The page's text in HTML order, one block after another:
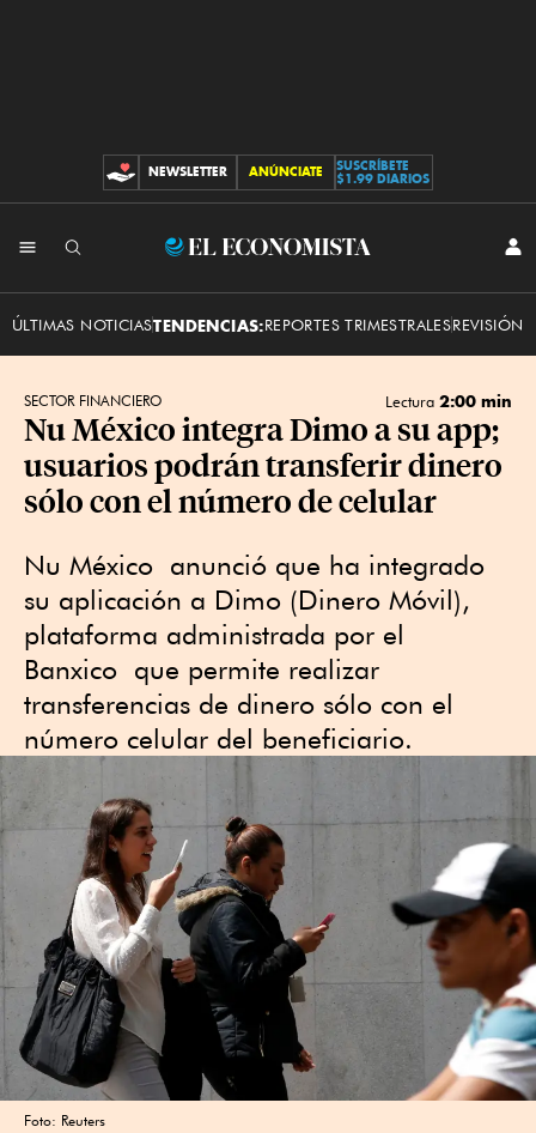
CONTRIBUCIONES
NEWSLETTER ANÚNCIATE
SUSCRÍBETE
$1.99 DIARIOS
El
ÚLTIMAS NOTICIASTENDENCIAS:REPORTES TRIMESTRALESREVISIÓN
SECTOR FINANCIERO Lectura 2:00 min
Nu México integra Dimo a su app;
usuarios podrán transferir dinero
sólo con el número de celular
Nu México anunció que ha integrado
su aplicación a Dimo (Dinero Móvil),
plataforma administrada por el
Banxico que permite realizar
transferencias de dinero sólo con el
número celular del beneficiario.
Foto: Reuters